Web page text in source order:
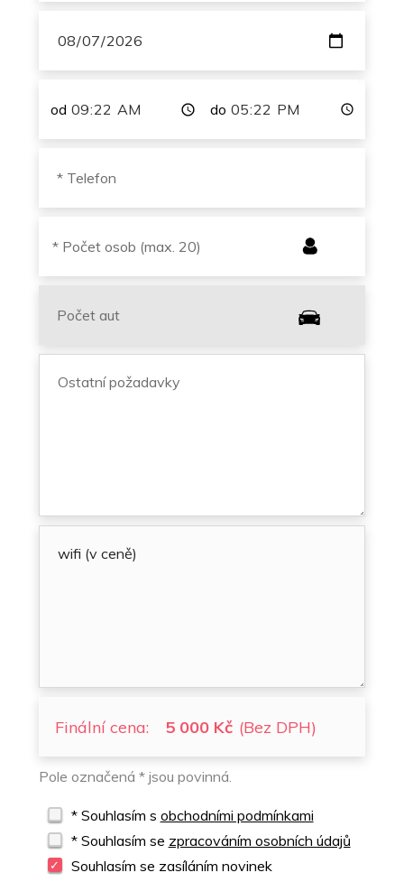
od do
Finální cena: 5 000 Kč (Bez DPH)
Pole označená * jsou povinná.
* Souhlasím s obchodními podmínkami
* Souhlasím se zpracováním osobních údajů
Souhlasím se zasíláním novinek